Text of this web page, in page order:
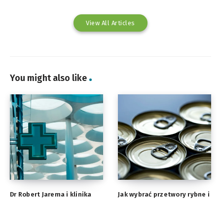
View All Articles
You might also like
Dr Robert Jarema i klinika
Jak wybrać przetwory rybne i